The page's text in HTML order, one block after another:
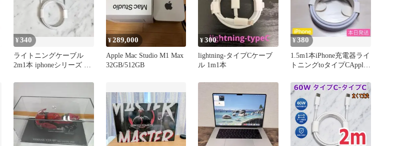
¥340
ライトニングケーブル
2m1本 iphoneシリーズ 充
¥289,000
Apple Mac Studio M1 Max
32GB/512GB
¥300
lightning-タイプCケーブ
ル 1m1本
¥380
1.5m1本iPhone充電器ライ
トニングtoタイプCApple